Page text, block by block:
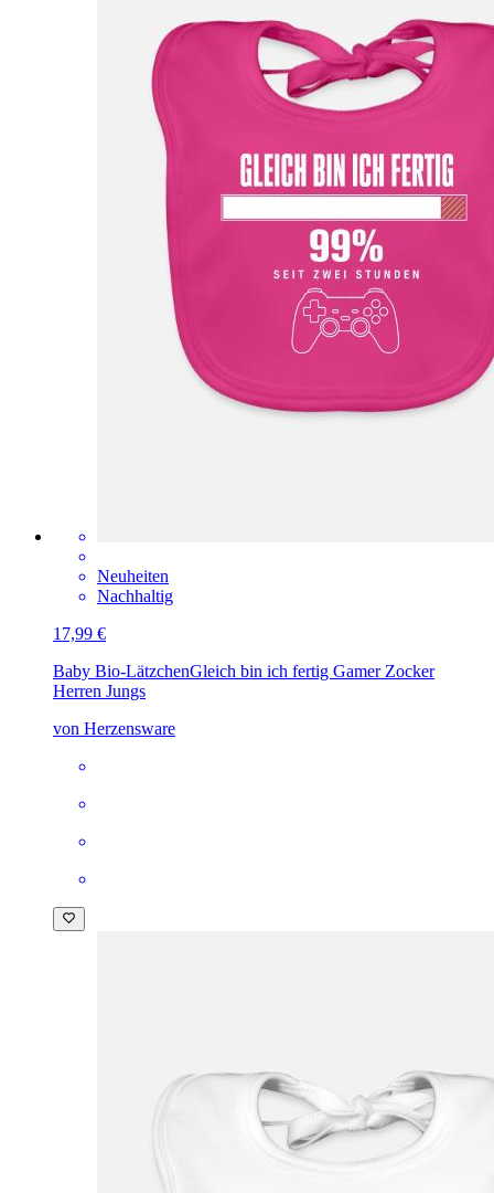
Neuheiten
Nachhaltig
17,99 €
Baby Bio-LätzchenGleich bin ich fertig Gamer Zocker
Herren Jungs
von Herzensware